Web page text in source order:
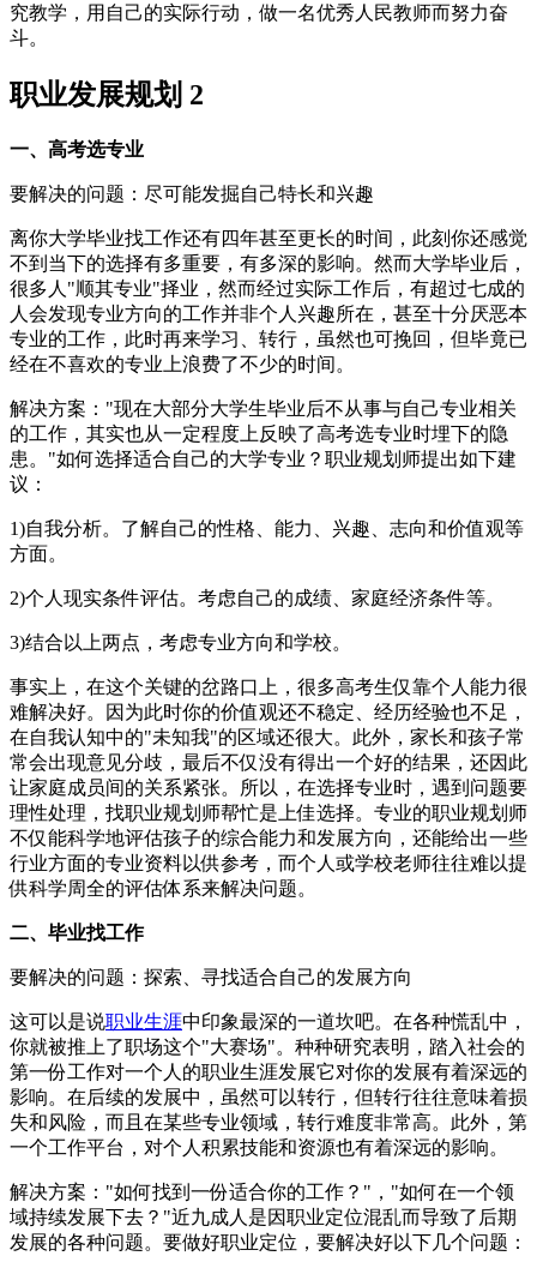
究教学，用自己的实际行动，做一名优秀人民教师而努力奋
斗。
职业发展规划 2
一、高考选专业
要解决的问题：尽可能发掘自己特长和兴趣
离你大学毕业找工作还有四年甚至更长的时间，此刻你还感觉
不到当下的选择有多重要，有多深的影响。然而大学毕业后，
很多人"顺其专业"择业，然而经过实际工作后，有超过七成的
人会发现专业方向的工作并非个人兴趣所在，甚至十分厌恶本
专业的工作，此时再来学习、转行，虽然也可挽回，但毕竟已
经在不喜欢的专业上浪费了不少的时间。
解决方案："现在大部分大学生毕业后不从事与自己专业相关
的工作，其实也从一定程度上反映了高考选专业时埋下的隐
患。"如何选择适合自己的大学专业？职业规划师提出如下建
议：
1)自我分析。了解自己的性格、能力、兴趣、志向和价值观等
方面。
2)个人现实条件评估。考虑自己的成绩、家庭经济条件等。
3)结合以上两点，考虑专业方向和学校。
事实上，在这个关键的岔路口上，很多高考生仅靠个人能力很
难解决好。因为此时你的价值观还不稳定、经历经验也不足，
在自我认知中的"未知我"的区域还很大。此外，家长和孩子常
常会出现意见分歧，最后不仅没有得出一个好的结果，还因此
让家庭成员间的关系紧张。所以，在选择专业时，遇到问题要
理性处理，找职业规划师帮忙是上佳选择。专业的职业规划师
不仅能科学地评估孩子的综合能力和发展方向，还能给出一些
行业方面的专业资料以供参考，而个人或学校老师往往难以提
供科学周全的评估体系来解决问题。
二、毕业找工作
要解决的问题：探索、寻找适合自己的发展方向
这可以是说职业生涯中印象最深的一道坎吧。在各种慌乱中，
你就被推上了职场这个"大赛场"。种种研究表明，踏入社会的
第一份工作对一个人的职业生涯发展它对你的发展有着深远的
影响。在后续的发展中，虽然可以转行，但转行往往意味着损
失和风险，而且在某些专业领域，转行难度非常高。此外，第
一个工作平台，对个人积累技能和资源也有着深远的影响。
解决方案："如何找到一份适合你的工作？"，"如何在一个领
域持续发展下去？"近九成人是因职业定位混乱而导致了后期
发展的各种问题。要做好职业定位，要解决好以下几个问题：